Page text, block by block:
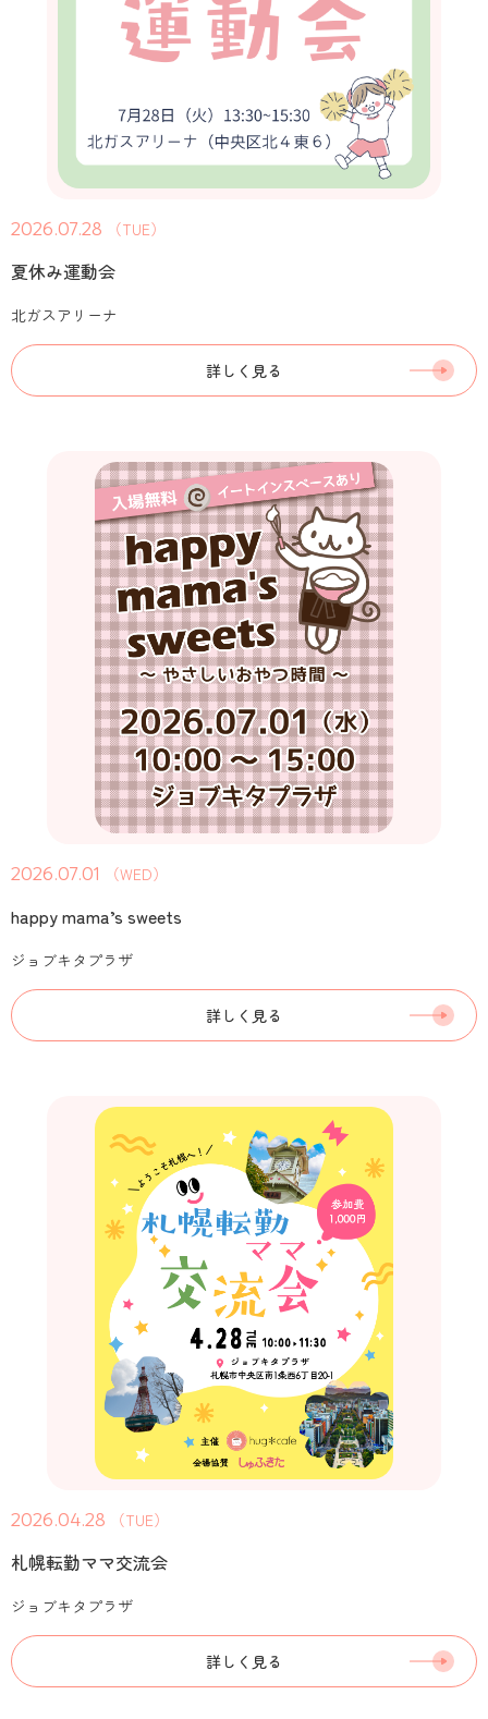
2026.07.28 （TUE）
夏休み運動会
北ガスアリーナ
詳しく見る
2026.07.01 （WED）
happy mama’s sweets
ジョブキタプラザ
詳しく見る
2026.04.28 （TUE）
札幌転勤ママ交流会
ジョブキタプラザ
詳しく見る